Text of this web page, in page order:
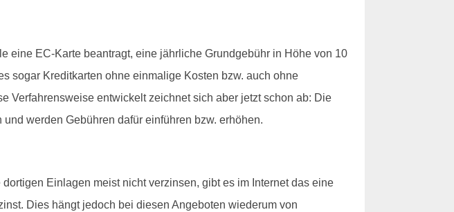
eine EC-Karte beantragt, eine jährliche Grundgebühr in Höhe von 10
sogar Kreditkarten ohne einmalige Kosten bzw. auch ohne
Verfahrensweise entwickelt zeichnet sich aber jetzt schon ab: Die
werden Gebühren dafür einführen bzw. erhöhen.
Einlagen meist nicht verzinsen, gibt es im Internet das eine
Dies hängt jedoch bei diesen Angeboten wiederum von